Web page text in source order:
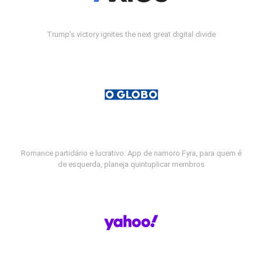
Trump's victory ignites the next great digital divide
Romance partidário e lucrativo: App de namoro Fyra, para quem é
de esquerda, planeja quintuplicar membros